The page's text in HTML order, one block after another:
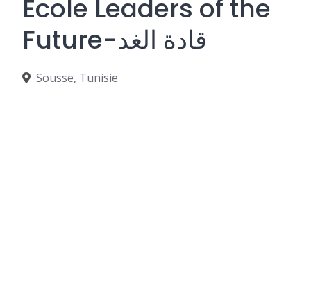
École Leaders of the
Future-قادة الغد
Sousse, Tunisie